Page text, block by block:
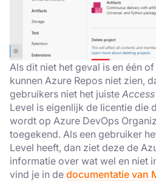
Als dit niet het geval is en één
kunnen Azure Repos niet zien,
gebruikers niet het juiste
Level is eigenlijk de licentie die
wordt op Azure DevOps
toegekend. Als een gebruiker
Level heeft, dan ziet deze de
informatie over wat wel en niet
vind je in de documentatie van